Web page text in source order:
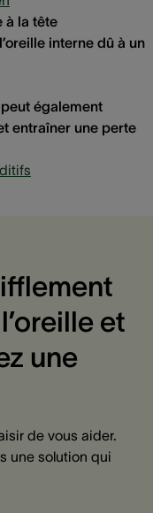
à la tête
interne dû à un
également
entraîner une perte
et
une
de vous aider.
une solution qui